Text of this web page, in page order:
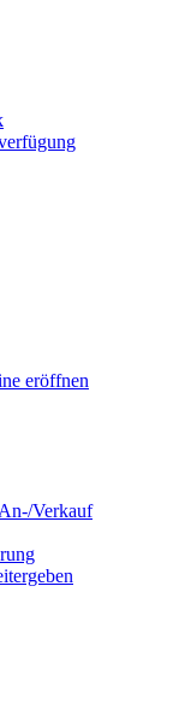
eröffnen
Verkauf